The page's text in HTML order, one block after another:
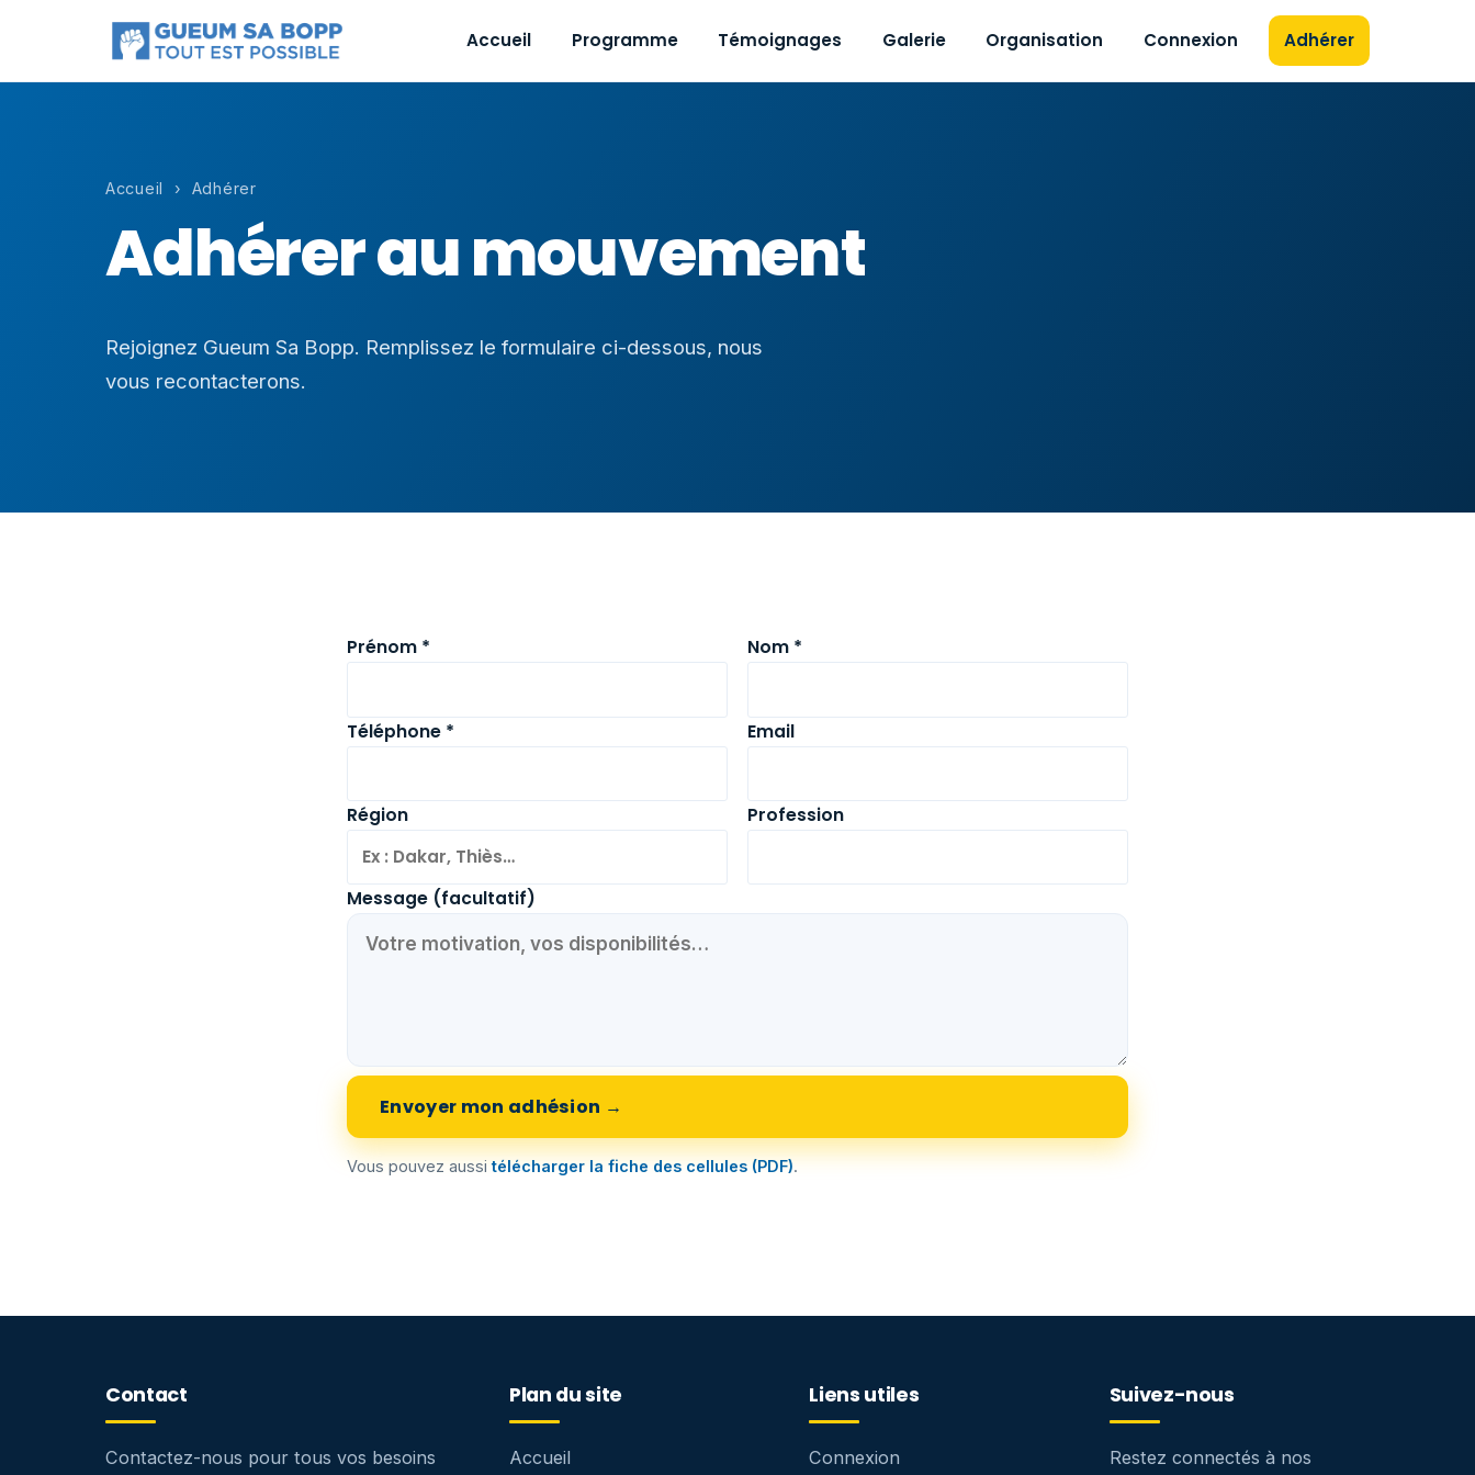
Accueil Programme Témoignages Galerie Organisation Connexion Adhérer
Accueil › Adhérer
Adhérer au mouvement
Rejoignez Gueum Sa Bopp. Remplissez le formulaire ci-dessous, nous
vous recontacterons.
Prénom * Nom *
Téléphone * Email
Région Profession
Message (facultatif)
Envoyer mon adhésion →
Vous pouvez aussitélécharger la fiche des cellules (PDF).
Contact
Contactez-nous pour tous vos besoins
Plan du site
Accueil
Liens utiles
Connexion
Suivez-nous
Restez connectés à nos